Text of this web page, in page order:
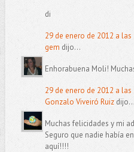
di
29 de enero de 2012 a las
gem dijo...
Enhorabuena Moli!
29 de enero de 2012 a las
Gonzalo Viveiró Ruizdijo...
Muchas felicidades y mi
Seguro que nadie había
aquí!!!!